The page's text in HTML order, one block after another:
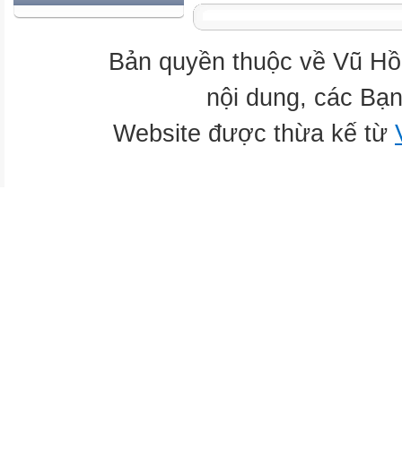
Bản quyền thuộc về Vũ
nội dung, các
Website được thừa kế từ